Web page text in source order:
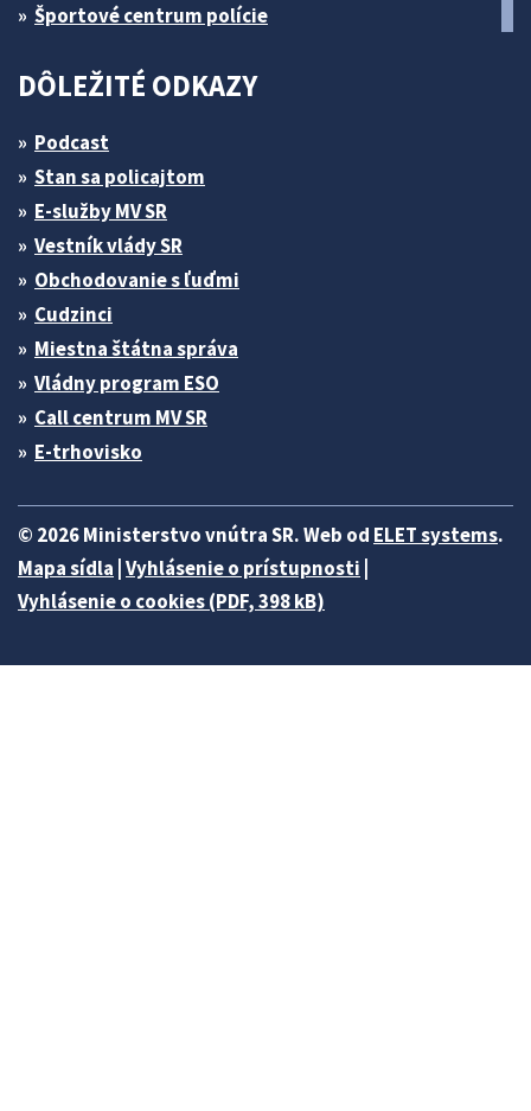
Športové centrum polície
DÔLEŽITÉ ODKAZY
Podcast
Stan sa policajtom
E-služby MV SR
Vestník vlády SR
Obchodovanie s ľuďmi
Cudzinci
Miestna štátna správa
Vládny program ESO
Call centrum MV SR
E-trhovisko
© 2026 Ministerstvo vnútra SR. Web od ELET systems.
Mapa sídla Vyhlásenie o prístupnosti
Vyhlásenie o cookies (PDF, 398 kB)